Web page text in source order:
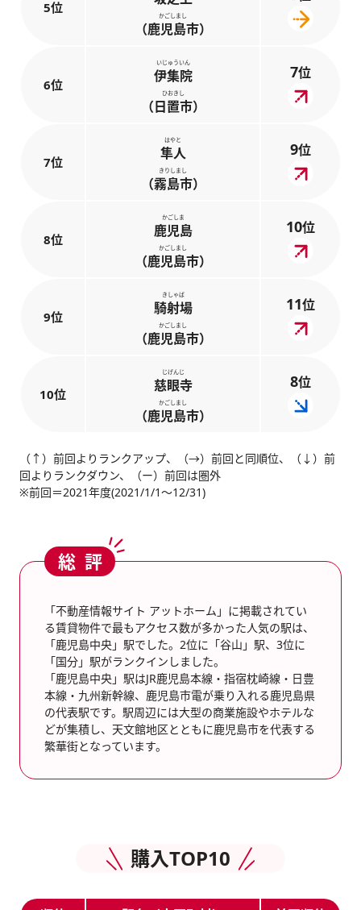
5位 かごしまし
（鹿児島市）
6位
いじゅういん
伊集院
ひおきし
（日置市）
7位
7位
はやと
隼人
きりしまし
（霧島市）
9位
8位
かごしま
鹿児島
かごしまし
（鹿児島市）
10位
9位
きしゃば
騎射場
かごしまし
（鹿児島市）
11位
10位
じげんじ
慈眼寺
かごしまし
（鹿児島市）
8位
（↑）前回よりランクアップ、（→）前回と同順位、（↓）前
回よりランクダウン、（ー）前回は圏外
※前回＝2021年度(2021/1/1～12/31)
総評
「不動産情報サイト アットホーム」に掲載されてい
る賃貸物件で最もアクセス数が多かった人気の駅は、
「鹿児島中央」駅でした。2位に「谷山」駅、3位に
「国分」駅がランクインしました。
「鹿児島中央」駅はJR鹿児島本線・指宿枕崎線・日豊
本線・九州新幹線、鹿児島市電が乗り入れる鹿児島県
の代表駅です。駅周辺には大型の商業施設やホテルな
どが集積し、天文館地区とともに鹿児島市を代表する
繁華街となっています。
購入TOP10